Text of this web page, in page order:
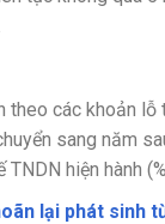
theo các khoản
sang năm
hiện hành
lại phát sinh